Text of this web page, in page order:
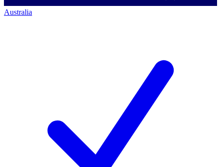
Australia